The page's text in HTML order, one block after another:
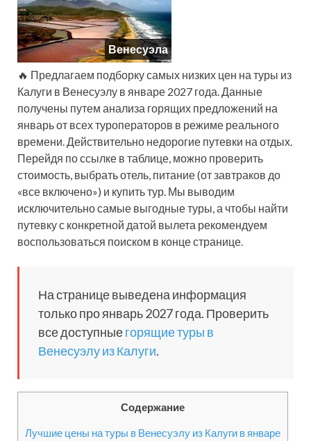
Венесуэла
🔥 Предлагаем подборку самых низких цен на туры из
Калуги в Венесуэлу в январе 2027 года. Данные
получены путем анализа горящих предложений на
январь от всех туроператоров в режиме реального
времени. Действительно недорогие путевки на отдых.
Перейдя по ссылке в таблице, можно проверить
стоимость, выбрать отель, питание (от завтраков до
«все включено») и купить тур. Мы выводим
исключительно самые выгодные туры, а чтобы найти
путевку с конкретной датой вылета рекомендуем
воспользоваться поиском в конце странице.
На странице выведена информация
только про январь 2027 года. Проверить
все доступныегорящие туры в
Венесуэлу из Калуги.
Содержание
Лучшие цены на туры в Венесуэлу из Калуги в январе